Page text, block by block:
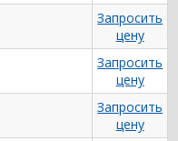
Запросить
цену
Запросить
цену
Запросить
цену